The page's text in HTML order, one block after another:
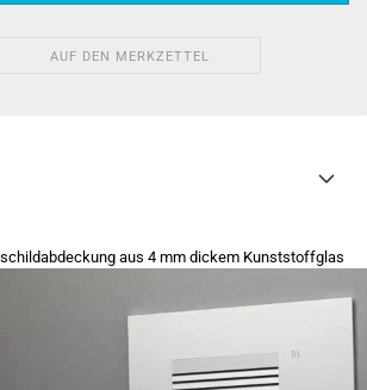
AUF DEN MERKZETTEL
aus 4 mm dickem Kunststoffglas